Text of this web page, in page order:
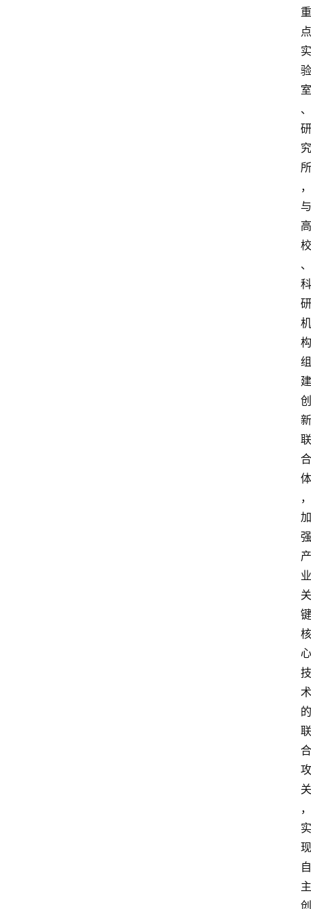
重
点
实
验
室
、
研
究
所
，
与
高
校
、
科
研
机
构
组
建
创
新
联
合
体
，
加
强
产
业
关
键
核
心
技
术
的
联
合
攻
关
，
实
现
自
主
创